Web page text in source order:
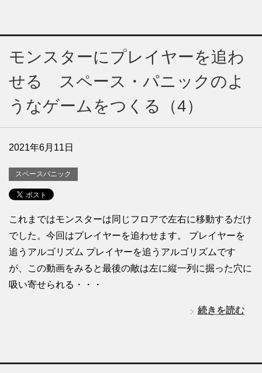
モンスターにプレイヤーを追わ
せる スペース・パニックのよ
うなゲームをつくる（4）
2021年6月11日
スペースパニック
これまではモンスターは同じフロアで左右に移動するだけ
でした。今回はプレイヤーを追わせます。 プレイヤーを
追うアルゴリズム プレイヤーを追うアルゴリズムです
が、この動画をみると最後の敵は左に縦一列に掘った穴に
吸い寄せられる・・・
続きを読む